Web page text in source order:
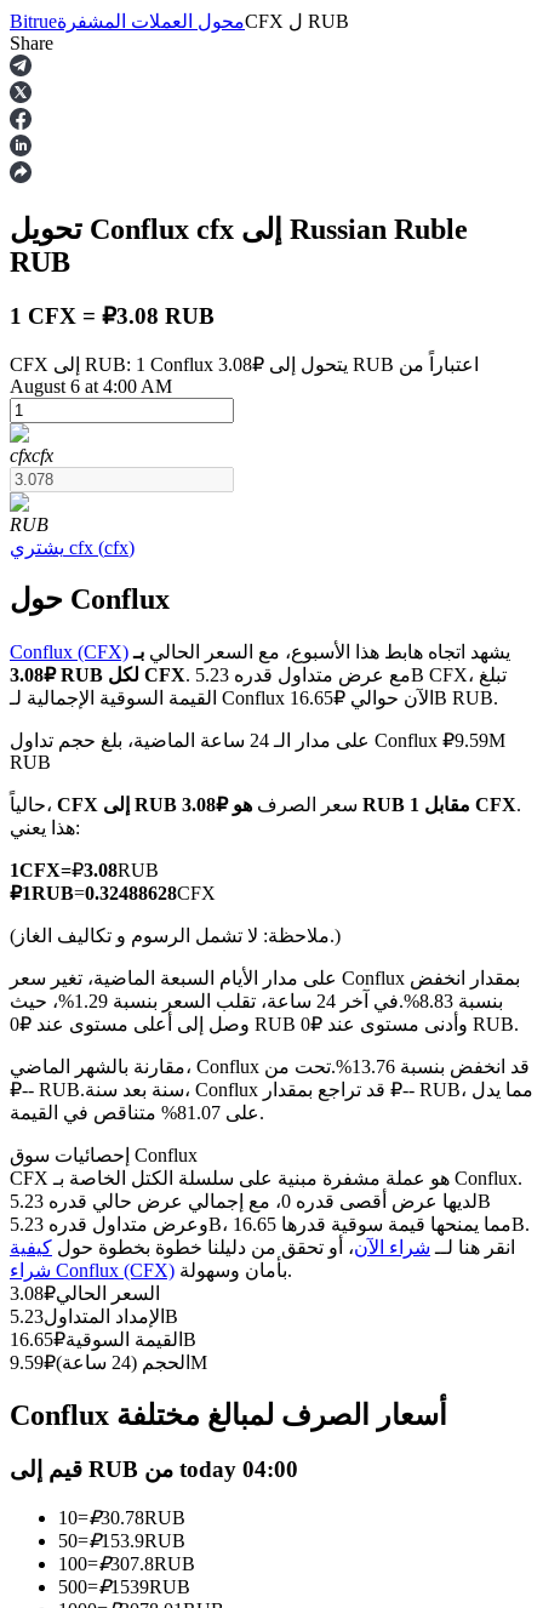
العقود الآجلة
العقود الآجلة USDT
العقود الآجلة لـ COIN-M
العقود الآجلة للعملات المشفرة
TradFi
مشتقات الأسهم والعملات الأجنبية والمعادن الثمينة والسلع
العقود الآجلة USDC
نسخ التداول
انضم إلى أفضل المتداولين
Bitrueمحول العملات المشفرةCFX ل RUB
Share
تحويل Conflux cfx
إلى Russian Ruble
RUB
1 CFX = ₽3.08 RUB
CFX إلى RUB: 1 Conflux يتحول إلى ₽3.08 RUB اعتباراً من
August 6 at 4:00 AM
cfxcfx
RUB
يشتري cfx (cfx)
حول Conflux
Conflux (CFX) يشهد اتجاه هابط هذا الأسبوع، مع السعر الحالي بـ
₽3.08 RUB لكل CFX. مع عرض متداول قدره 5.23B CFX، تبلغ
القيمة السوقية الإجمالية لـ Conflux الآن حوالي ₽16.65B RUB.
على مدار الـ 24 ساعة الماضية، بلغ حجم تداول Conflux ₽9.59M
RUB
حالياً، CFX إلى RUB سعر الصرف هو ₽3.08 RUB مقابل 1 CFX.
هذا يعني:
1CFX=₽3.08RUB
₽1RUB=0.32488628CFX
(ملاحظة: لا تشمل الرسوم و تكاليف الغاز.)
على مدار الأيام السبعة الماضية، تغير سعر Conflux بمقدار انخفض
بنسبة 8.83%.
في آخر 24 ساعة، تقلب السعر بنسبة 1.29%، حيث
وصل إلى أعلى مستوى عند ₽0 RUB وأدنى مستوى عند ₽0 RUB.
مقارنة بالشهر الماضي، Conflux قد انخفض بنسبة 13.76%.تحت من
₽-- RUB.سنة بعد سنة، Conflux قد تراجع بمقدار ₽-- RUB، مما يدل
على 81.07% متناقص في القيمة.
إحصائيات سوق Conflux
CFX هو عملة مشفرة مبنية على سلسلة الكتل الخاصة بـ Conflux.
لديها عرض أقصى قدره 0، مع إجمالي عرض حالي قدره 5.23B
وعرض متداول قدره 5.23B، مما يمنحها قيمة سوقية قدرها 16.65B.
انقر هنا لــ شراء الآن، أو تحقق من دليلنا خطوة بخطوة حول كيفية
شراء Conflux (CFX)
بأمان وسهولة.
السعر الحالي₽
3.08
الإمداد المتداول 5.23B
القيمة السوقية₽
16.65B
الحجم (24 ساعة)
₽ 9.59M
Conflux أسعار الصرف لمبالغ مختلفة
قيم إلى RUB من today 04:00
10=₽30.78RUB
50=₽153.9RUB
100=₽307.8RUB
500=₽1539RUB